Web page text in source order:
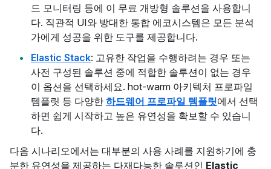
드 모니터링 등에 이 무료 개방형 솔루션을 사용합니
다. 직관적 UI와 방대한 통합 에코시스템은 모든 분석
가에게 성공을 위한 도구를 제공합니다.
Elastic Stack: 고유한 작업을 수행하려는 경우 또는
사전 구성된 솔루션 중에 적합한 솔루션이 없는 경우
이 옵션을 선택하세요. hot-warm 아키텍처 프로파일
템플릿 등 다양한 하드웨어 프로파일 템플릿에서 선택
하면 쉽게 시작하고 높은 유연성을 확보할 수 있습니
다.
다음 시나리오에서는 대부분의 사용 사례를 지원하기에 충
분한 유연성을 제공하는 다재다능한 솔루션인 Elastic